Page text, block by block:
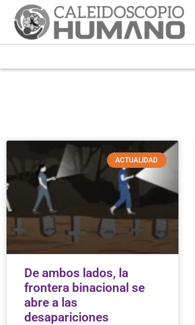
ACTUALIDAD
De ambos lados, la
frontera binacional se
abre a las
desapariciones